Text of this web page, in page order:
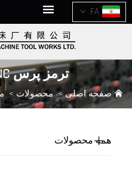
FA
ترمز پرس CNC سروو PSB
صفحه اصلی>محصولات >
همه محصولات